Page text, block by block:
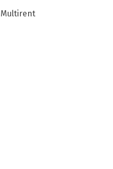
Multirent